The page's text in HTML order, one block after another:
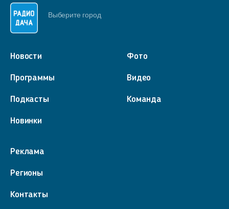
Выберите город
Новости
Программы
Подкасты
Новинки
Фото
Видео
Команда
Реклама
Регионы
Контакты